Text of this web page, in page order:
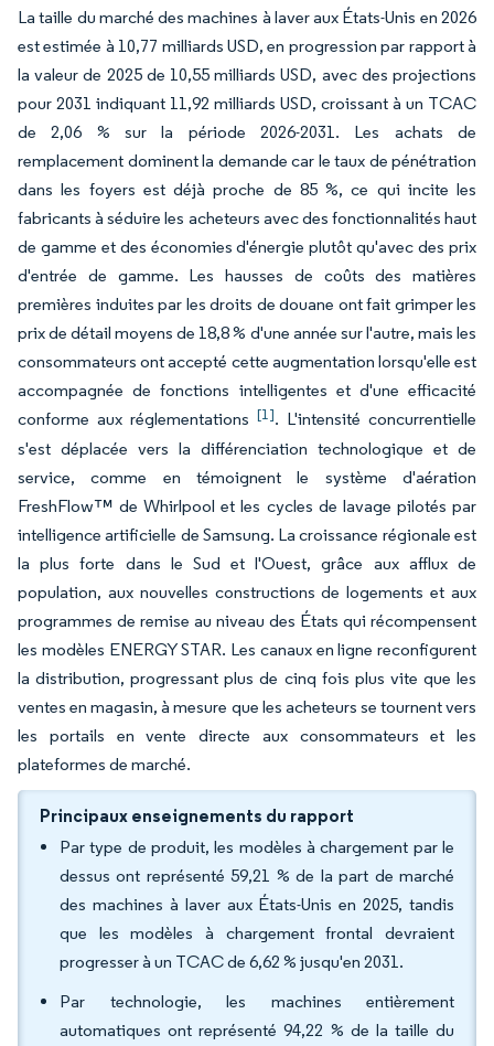
La taille du marché des machines à laver aux États-Unis en 2026
est estimée à 10,77 milliards USD, en progression par rapport à
la valeur de 2025 de 10,55 milliards USD, avec des projections
pour 2031 indiquant 11,92 milliards USD, croissant à un TCAC
de 2,06 % sur la période 2026-2031. Les achats de
remplacement dominent la demande car le taux de pénétration
dans les foyers est déjà proche de 85 %, ce qui incite les
fabricants à séduire les acheteurs avec des fonctionnalités haut
de gamme et des économies d'énergie plutôt qu'avec des prix
d'entrée de gamme. Les hausses de coûts des matières
premières induites par les droits de douane ont fait grimper les
prix de détail moyens de 18,8 % d'une année sur l'autre, mais les
consommateurs ont accepté cette augmentation lorsqu'elle est
accompagnée de fonctions intelligentes et d'une efficacité
conforme aux réglementations [1]. L'intensité concurrentielle
s'est déplacée vers la différenciation technologique et de
service, comme en témoignent le système d'aération
FreshFlow™ de Whirlpool et les cycles de lavage pilotés par
intelligence artificielle de Samsung. La croissance régionale est
la plus forte dans le Sud et l'Ouest, grâce aux afflux de
population, aux nouvelles constructions de logements et aux
programmes de remise au niveau des États qui récompensent
les modèles ENERGY STAR. Les canaux en ligne reconfigurent
la distribution, progressant plus de cinq fois plus vite que les
ventes en magasin, à mesure que les acheteurs se tournent vers
les portails en vente directe aux consommateurs et les
plateformes de marché.
Principaux enseignements du rapport
Par type de produit, les modèles à chargement par le
dessus ont représenté 59,21 % de la part de marché
des machines à laver aux États-Unis en 2025, tandis
que les modèles à chargement frontal devraient
progresser à un TCAC de 6,62 % jusqu'en 2031.
Par technologie, les machines entièrement
automatiques ont représenté 94,22 % de la taille du